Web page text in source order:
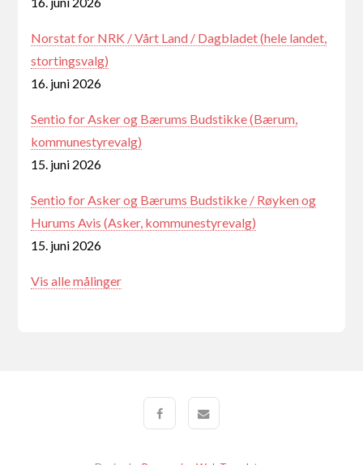
Norstat for NRK / Vårt Land / Dagbladet (hele landet,
stortingsvalg)
16. juni 2026
Sentio for Asker og Bærums Budstikke (Bærum,
kommunestyrevalg)
15. juni 2026
Sentio for Asker og Bærums Budstikke / Røyken og
Hurums Avis (Asker, kommunestyrevalg)
15. juni 2026
Vis alle målinger